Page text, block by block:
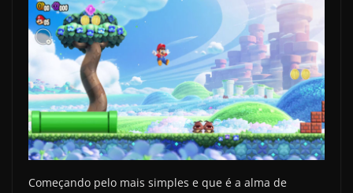
Começando pelo mais simples e que é a alma de